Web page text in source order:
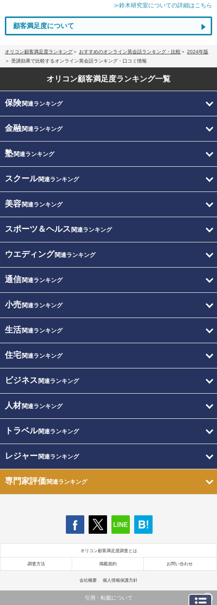
≫鈴木研究室についての詳細はこちら
顧客満足度について
オリコン顧客満足度ランキング おすすめのオンライン英会話ランキング・比較
2024年版
受講効果で比較するオンライン英会話ランキング・口コミ情報
オリコン顧客満足度ランキング一覧
保険関連ランキング
金融関連ランキング
塾関連ランキング
スクール関連ランキング
美容関連ランキング
スポーツ＆ヘルス 関連ランキング
ウエディング関連ランキング
通信関連ランキング
小売関連ランキング
生活関連ランキング
住宅関連ランキング
ビジネス 関連ランキング
人材関連ランキング
トラベル関連ランキング
レジャー関連ランキング
専門家評価関連ランキング
オリコン顧客満足度調査とは
調査方法 掲載規約 お問い合わせ
会社概要 個人情報保護方針
引用・転載について